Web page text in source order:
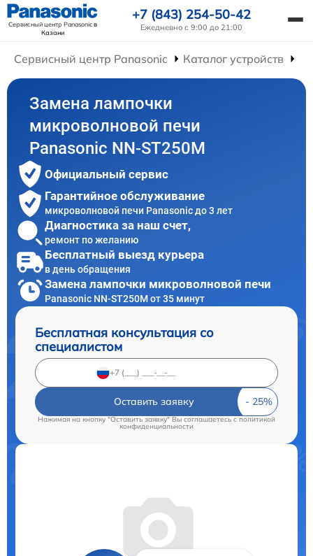
Сервисный центр Panasonicв
Казани
+7 (843) 254-50-42
Ежедневно с 9:00 до 21:00
Сервисный центр Panasonic Каталог устройств
Замена лампочки
микроволновой печи
Panasonic NN-ST250M
Официальный сервис
Гарантийное обслуживание
микроволновой печи Panasonic до 3 лет
Диагностика за наш счет,
ремонт по желанию
Бесплатный выезд курьера
в день обращения
Замена лампочки микроволновой печи
Panasonic NN-ST250M от 35 минут
Бесплатная консультация со
специалистом
Оставить заявку
Нажимая на кнопку "Оставить заявку" Вы соглашаетесь cполитикой
конфиденциальности